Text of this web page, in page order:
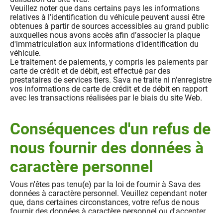
Veuillez noter que dans certains pays les informations
relatives à l’identification du véhicule peuvent aussi être
obtenues à partir de sources accessibles au grand public
auxquelles nous avons accès afin d’associer la plaque
d'immatriculation aux informations d'identification du
véhicule.
Le traitement de paiements, y compris les paiements par
carte de crédit et de débit, est effectué par des
prestataires de services tiers. Sava ne traite ni n'enregistre
vos informations de carte de crédit et de débit en rapport
avec les transactions réalisées par le biais du site Web.
Conséquences d'un refus de
nous fournir des données à
caractère personnel
Vous n'êtes pas tenu(e) par la loi de fournir à Sava des
données à caractère personnel. Veuillez cependant noter
que, dans certaines circonstances, votre refus de nous